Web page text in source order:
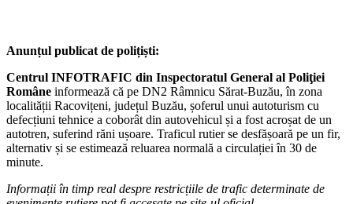
Anunțul publicat de polițiști:
Centrul INFOTRAFIC din Inspectoratul General al Poliţiei
Române informează că pe DN2 Râmnicu Sărat-Buzău, în zona
localității Racovițeni, județul Buzău, șoferul unui autoturism cu
defecțiuni tehnice a coborât din autovehicul și a fost acroșat de un
autotren, suferind răni ușoare. Traficul rutier se desfășoară pe un fir,
alternativ și se estimează reluarea normală a circulației în 30 de
minute.
Informații în timp real despre restricțiile de trafic determinate de